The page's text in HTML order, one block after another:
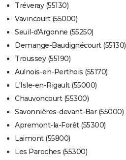
Tréveray (55130)
Vavincourt (55000)
Seuil-d'Argonne (55250)
Demange-Baudignécourt (55130)
Troussey (55190)
Aulnois-en-Perthois (55170)
L'Isle-en-Rigault (55000)
Chauvoncourt (55300)
Savonnières-devant-Bar (55000)
Apremont-la-Forêt (55300)
Laimont (55800)
Les Paroches (55300)